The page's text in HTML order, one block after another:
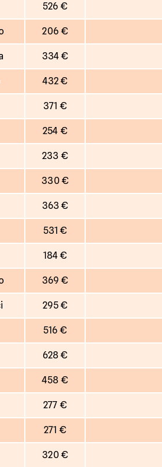
526 €
206 €
334 €
432 €
371 €
254 €
233 €
330 €
363 €
531 €
184 €
369 €
295 €
516 €
628 €
458 €
277 €
271 €
320 €